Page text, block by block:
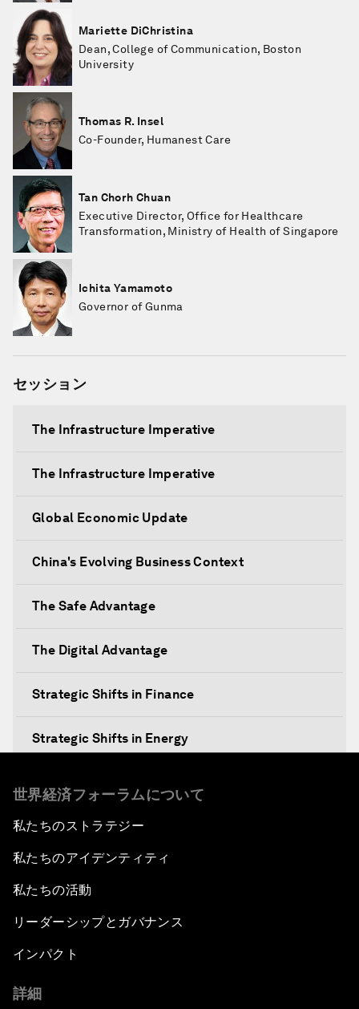
Mariette DiChristina
Dean, College of Communication, Boston
University
Thomas R. Insel
Co-Founder, Humanest Care
Tan Chorh Chuan
Executive Director, Office for Healthcare
Transformation, Ministry of Health of Singapore
Ichita Yamamoto
Governor of Gunma
セッション
The Infrastructure Imperative
The Infrastructure Imperative
Global Economic Update
China's Evolving Business Context
The Safe Advantage
The Digital Advantage
Strategic Shifts in Finance
Strategic Shifts in Energy
An Insight, An Idea with Yao Chen
The Future of the Internet Economy
Welcome to the Annual Meeting of the New
世界経済フォーラムについて
私たちのストラテジー
私たちのアイデンティティ
私たちの活動
リーダーシップとガバナンス
インパクト
詳細